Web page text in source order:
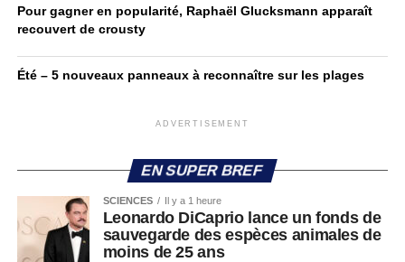
Pour gagner en popularité, Raphaël Glucksmann apparaît
recouvert de crousty
Été – 5 nouveaux panneaux à reconnaître sur les plages
ADVERTISEMENT
EN SUPER BREF
SCIENCES Il y a 1 heure
Leonardo DiCaprio lance un fonds de
sauvegarde des espèces animales de
moins de 25 ans